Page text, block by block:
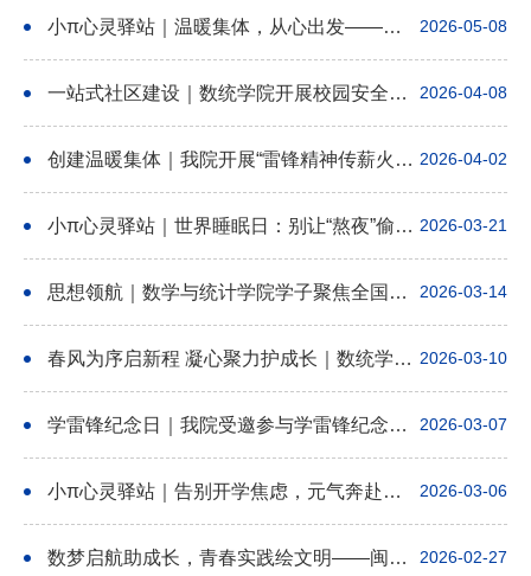
小π心灵驿站｜温暖集体，从心出发——数学与统计学院2025级班级心理素质拓展活动圆满落幕 2026-05-08
一站式社区建设｜数统学院开展校园安全主题系列活动 2026-04-08
创建温暖集体｜我院开展“雷锋精神传薪火，数统学子递温暖”雷锋月系列活动 2026-04-02
小π心灵驿站｜世界睡眠日：别让“熬夜”偷走你的青春 2026-03-21
思想领航｜数学与统计学院学子聚焦全国两会实况！ 2026-03-14
春风为序启新程 凝心聚力护成长｜数统学院新学期开学工作有序开展 2026-03-10
学雷锋纪念日｜我院受邀参与学雷锋纪念日志愿服务活动启动仪式 2026-03-07
小π心灵驿站｜告别开学焦虑，元气奔赴新学期！ 2026-03-06
数梦启航助成长，青春实践绘文明——闽南师大数统院学子寒假社会实践助力城乡精神文明建设融合发展 2026-02-27